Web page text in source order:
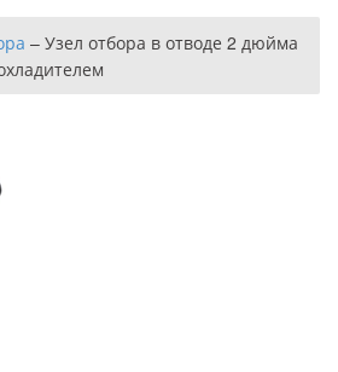
– Узел отбора в отводе 2 дюйма